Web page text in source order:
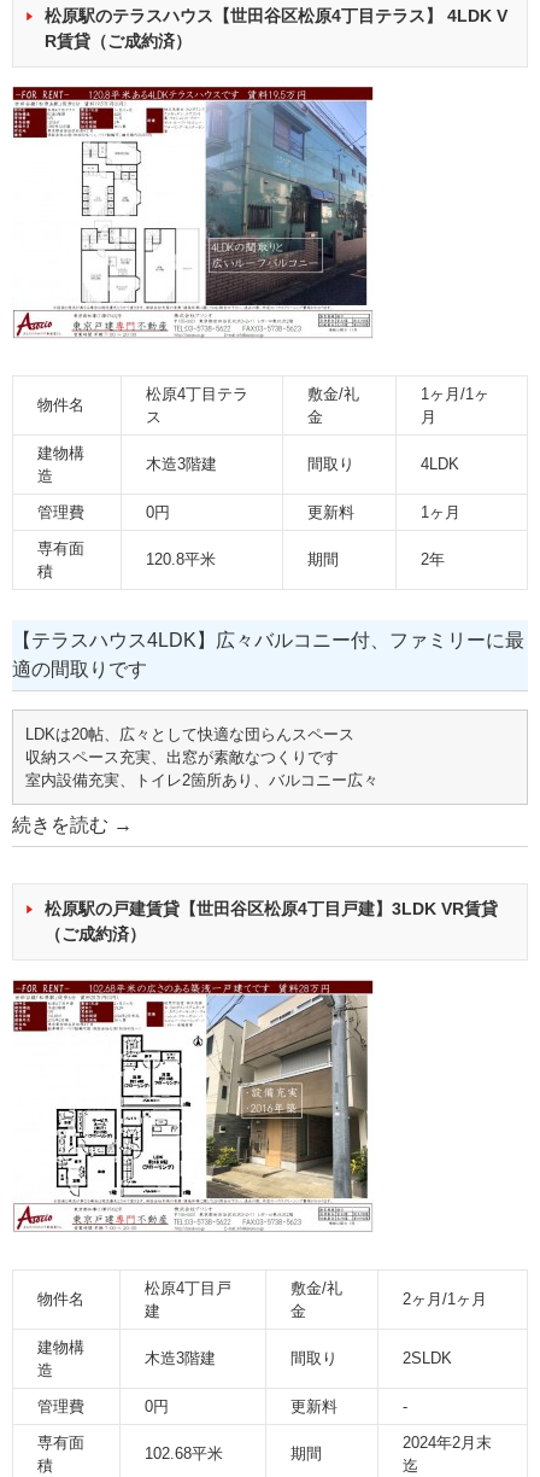
松原駅のテラスハウス【世田谷区松原4丁目テラス】 4LDK V
R賃貸（ご成約済）
物件名
松原4丁目テラ
ス
敷金/礼
金
1ヶ月/1ヶ
月
建物構
造
木造3階建 間取り 4LDK
管理費 0円 更新料
1ヶ月
専有面
積
120.8平米 期間 2年
【テラスハウス4LDK】広々バルコニー付、ファミリーに最
適の間取りです
LDKは20帖、広々として快適な団らんスペース
収納スペース充実、出窓が素敵なつくりです
室内設備充実、トイレ2箇所あり、バルコニー広々
続きを読む →
松原駅の戸建賃貸【世田谷区松原4丁目戸建】3LDK VR賃貸
（ご成約済）
物件名
松原4丁目戸
建
敷金/礼
金
2ヶ月/1ヶ月
建物構
造
木造3階建 間取り 2SLDK
管理費 0円 更新料
-
専有面
積
102.68平米 期間
2024年2月末
迄